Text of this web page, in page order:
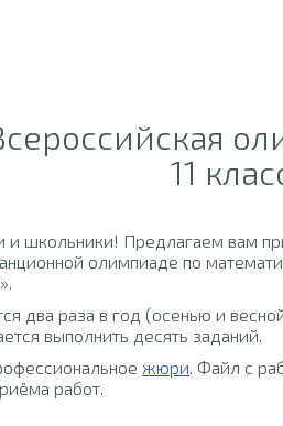
11
школьники! Предлагаем вам
олимпиаде по
два раза в год (осенью и
выполнить десять заданий.
жюри. Файл с
работ.